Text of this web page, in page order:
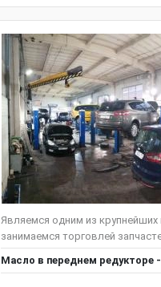
Являемся одним из
занимаемся торговлей
Масло в переднем редукторе